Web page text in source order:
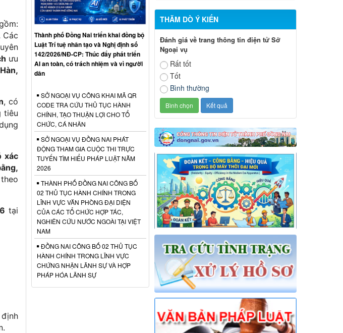
Các
ưu
, có
tiêu
xác
tại
THĂM DÒ Ý KIẾN
Đánh giá về trang thông tin điện tử Sở
Ngoại vụ
Rất tốt
Tốt
Bình thường
Thành phố Đồng Nai triển khai đồng bộ
Luật Trí tuệ nhân tạo và Nghị định số
142/2026/NĐ-CP: Thúc đẩy phát triển
AI an toàn, có trách nhiệm và vì người
dân
SỞ NGOẠI VỤ CÔNG KHAI MÃ QR
CODE TRA CỨU THỦ TỤC HÀNH
CHÍNH, TẠO THUẬN LỢI CHO TỔ
CHỨC, CÁ NHÂN
SỞ NGOẠI VỤ ĐỒNG NAI PHÁT
ĐỘNG THAM GIA CUỘC THI TRỰC
TUYẾN TÌM HIỂU PHÁP LUẬT NĂM
2026
THÀNH PHỐ ĐỒNG NAI CÔNG BỐ
02 THỦ TỤC HÀNH CHÍNH TRONG
LĨNH VỰC VĂN PHÒNG ĐẠI DIỆN
CỦA CÁC TỔ CHỨC HỢP TÁC,
NGHIÊN CỨU NƯỚC NGOÀI TẠI VIỆT
NAM
ĐỒNG NAI CÔNG BỐ 02 THỦ TỤC
HÀNH CHÍNH TRONG LĨNH VỰC
CHỨNG NHẬN LÃNH SỰ VÀ HỢP
PHÁP HÓA LÃNH SỰ